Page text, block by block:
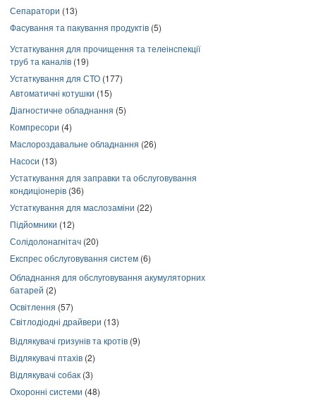
Сепаратори (13)
Фасування та пакування продуктів (5)
Устаткування для прочищення та телеінспекції
труб та каналів (19)
Устаткування для СТО (177)
Автоматичні котушки (15)
Діагностичне обладнання (5)
Компресори (4)
Маслороздавальне обладнання (26)
Насоси (13)
Устаткування для заправки та обслуговування
кондиціонерів (36)
Устаткування для маслозаміни (22)
Підйомники (12)
Солідолонагнітач (20)
Експрес обслуговування систем (6)
Обладнання для обслуговування акумуляторних
батарей (2)
Освітлення (57)
Світлодіодні драйвери (13)
Відлякувачі гризунів та кротів (9)
Відлякувачі птахів (2)
Відлякувачі собак (3)
Охоронні системи (48)